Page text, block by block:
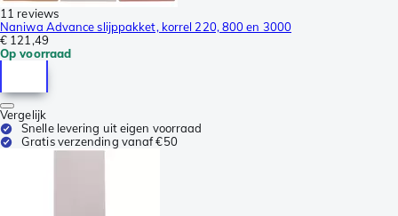
11 reviews
Naniwa Advance slijppakket, korrel 220, 800 en 3000
€ 121,49
Op voorraad
Vergelijk
Snelle levering uit eigen voorraad
Gratis verzending vanaf €50